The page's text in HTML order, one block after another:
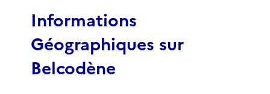
Informations
Géographiques sur
Belcodène